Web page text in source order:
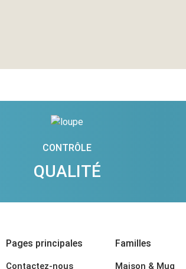
CONTRÔLE
QUALITÉ
Pages principales
Contactez-nous
Familles
Maison & Mug